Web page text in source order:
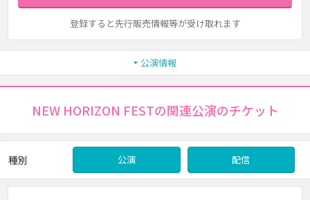
登録すると先行販売情報等が受け取れます
公演情報
NEW HORIZON FESTの関連公演のチケット
種別 公演 配信